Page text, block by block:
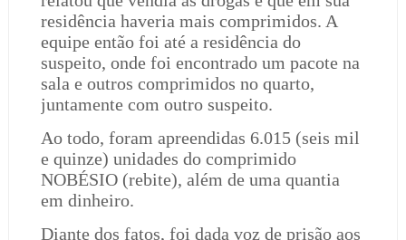
residência haveria mais comprimidos. A
equipe então foi até a residência do
suspeito, onde foi encontrado um pacote na
sala e outros comprimidos no quarto,
juntamente com outro suspeito.
Ao todo, foram apreendidas 6.015 (seis mil
e quinze) unidades do comprimido
NOBÉSIO (rebite), além de uma quantia
em dinheiro.
Diante dos fatos, foi dada voz de prisão aos